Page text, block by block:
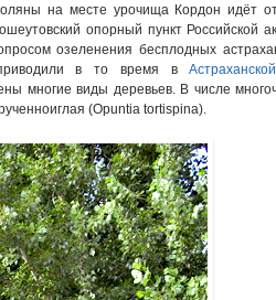
на месте урочища Кордон идёт
опорный пункт Российской
озеленения бесплодных
в то время в
многие виды деревьев. В числе
(Opuntia tortispina).